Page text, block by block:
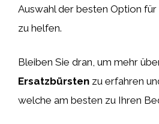
Auswahl der besten Option
zu helfen.
Bleiben Sie dran, um mehr
Ersatzbürsten zu erfahren
welche am besten zu Ihren